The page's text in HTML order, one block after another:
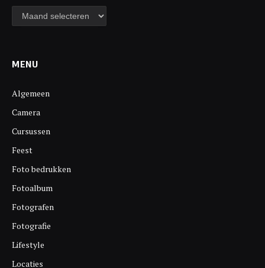
Archief
MENU
Algemeen
Camera
Cursussen
Feest
Foto bedrukken
Fotoalbum
Fotografen
Fotografie
Lifestyle
Locaties